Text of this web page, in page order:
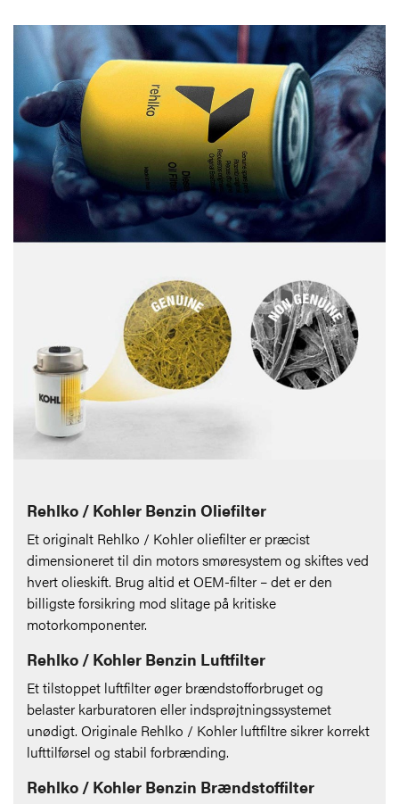
Rehlko / Kohler Benzin Oliefilter
Et originalt Rehlko / Kohler oliefilter er præcist
dimensioneret til din motors smøresystem og skiftes ved
hvert olieskift. Brug altid et OEM-filter – det er den
billigste forsikring mod slitage på kritiske
motorkomponenter.
Rehlko / Kohler Benzin Luftfilter
Et tilstoppet luftfilter øger brændstofforbruget og
belaster karburatoren eller indsprøjtningssystemet
unødigt. Originale Rehlko / Kohler luftfiltre sikrer korrekt
lufttilførsel og stabil forbrænding.
Rehlko / Kohler Benzin Brændstoffilter